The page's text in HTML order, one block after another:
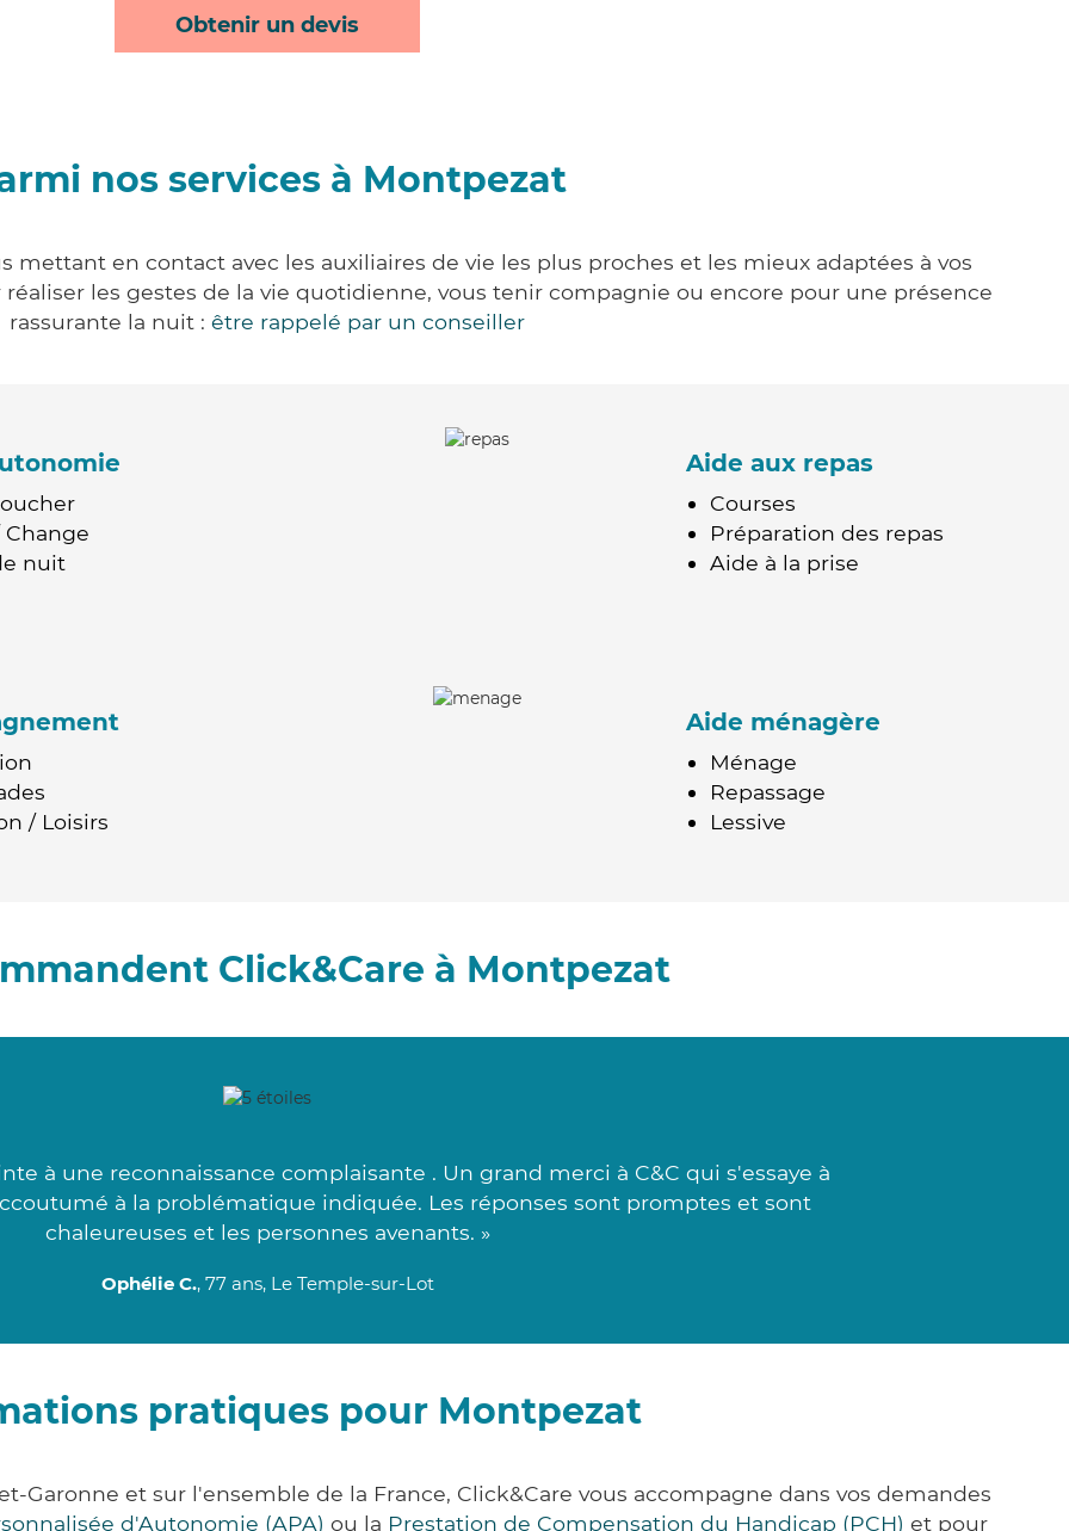
Obtenir un devis
nos services à Montpezat
mettant en contact avec les auxiliaires de vie les plus proches et les mieux adaptées à vos
les gestes de la vie quotidienne, vous tenir compagnie ou encore pour une présence
rassurante la nuit : être rappelé par un conseiller
nuit
Aide aux repas
Courses
Préparation des repas
Aide à la prise
/ Loisirs
Aide ménagère
Ménage
Repassage
Lessive
Click&Care à Montpezat
à une reconnaissance complaisante . Un grand merci à C&C qui s'essaye à
à la problématique indiquée. Les réponses sont promptes et sont
chaleureuses et les personnes avenants. »
Ophélie C., 77 ans, Le Temple-sur-Lot
pratiques pour Montpezat
Garonne et sur l'ensemble de la France, Click&Care vous accompagne dans vos demandes
d'Autonomie (APA) ou la Prestation de Compensation du Handicap (PCH) et pour